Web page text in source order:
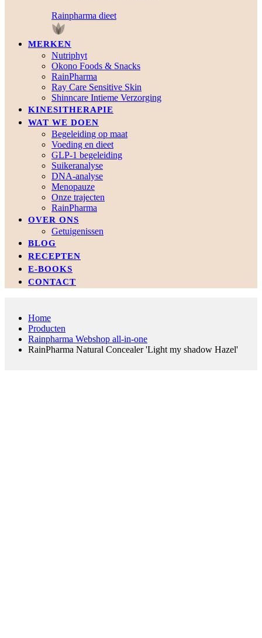
Rainpharma dieet
MERKEN
Nutriphyt
Okono Foods & Snacks
RainPharma
Ray Care Sensitive Skin
Shinncare Intieme Verzorging
KINESITHERAPIE
WAT WE DOEN
Begeleiding op maat
Voeding en dieet
GLP-1 begeleiding
Suikeranalyse
DNA-analyse
Menopauze
Onze trajecten
RainPharma
OVER ONS
Getuigenissen
BLOG
RECEPTEN
E-BOOKS
CONTACT
Home
Producten
Rainpharma Webshop all-in-one
RainPharma Natural Concealer 'Light my shadow Hazel'